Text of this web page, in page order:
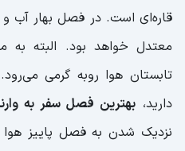
قاره‌ای است. در فصل بهار آب و
معتدل خواهد بود. البته
تابستان هوا روبه گرمی
دارید،بهترین فصل سفر به
نزدیک شدن به فصل پاییز